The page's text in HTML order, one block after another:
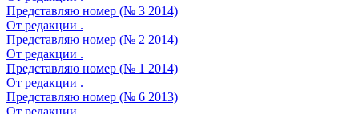
Представляю номер (№ 3 2014)
От редакции .
Представляю номер (№ 2 2014)
От редакции .
Представляю номер (№ 1 2014)
От редакции .
Представляю номер (№ 6 2013)